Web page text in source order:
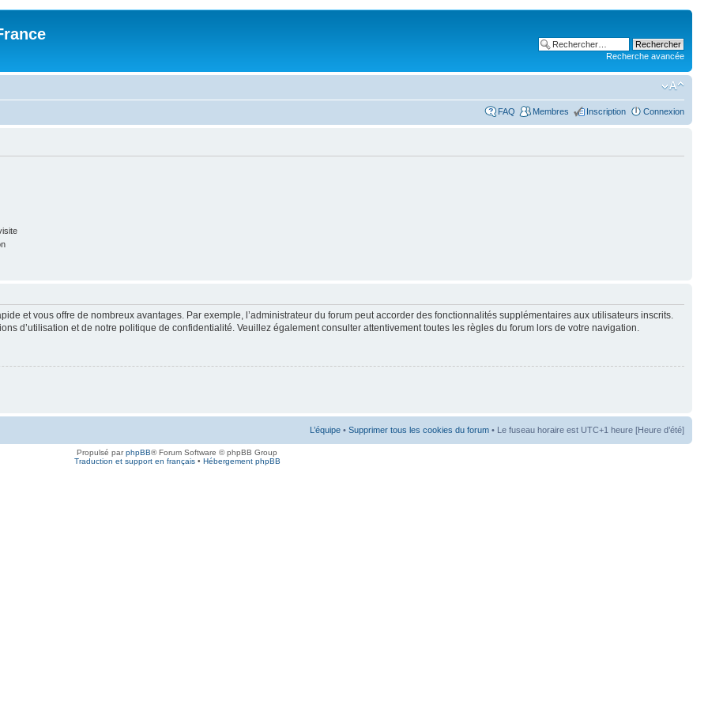
Recherche avancée
FAQ Membres Inscription Connexion
et vous offre de nombreux avantages. Par exemple, l’administrateur du forum peut accorder des fonctionnalités supplémentaires aux utilisateurs inscrits.
d’utilisation et de notre politique de confidentialité. Veuillez également consulter attentivement toutes les règles du forum lors de votre navigation.
L’équipe • Supprimer tous les cookies du forum • Le fuseau horaire est UTC+1 heure [Heure d’été]
Propulsé parphpBB® Forum Software © phpBB Group
Traduction et support en français• Hébergement phpBB